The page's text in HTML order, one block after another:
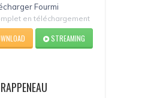
Fourmi
en téléchargement
STREAMING